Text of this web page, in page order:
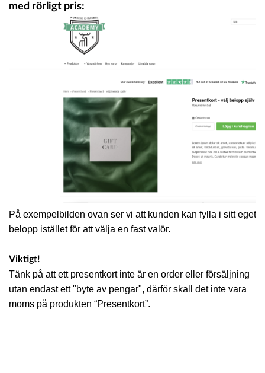
med rörligt pris:
På exempelbilden ovan ser vi att kunden kan fylla i sitt eget
belopp istället för att välja en fast valör.
Viktigt!
Tänk på att ett presentkort inte är en order eller försäljning
utan endast ett "byte av pengar", därför skall det inte vara
moms på produkten “Presentkort”.